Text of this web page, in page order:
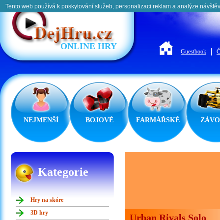
Tento web používá k poskytování služeb, personalizaci reklam a analýze
ONLINE HRY
Guestbook
NEJMENŠÍ BOJOVÉ FARMÁŘSKÉ
Kategorie
Hry na skóre
3D hry
Urban Rivals Solo